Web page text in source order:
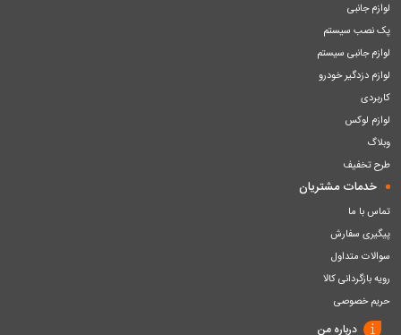
لوازم جانبی
پک نصب سیستم
لوازم جانبی سیستم
لوازم دزدگیر خودرو
کاربردی
لوازم لوکس
وبلاگ
طرح تخفیف
خدمات مشتریان
تماس با ما
پیگیری سفارش
سوالات متداول
رویه بازگردانی کالا
حریم خصوصی
درباره من